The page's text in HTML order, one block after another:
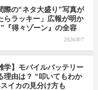
際の“ネタ大盛り”写真が
らラッキー」広報が明か
『得々ゾーン』の全容
2026/8/7
学】モバイルバッテリー
理由は？ “叩いてもわか
イカの見分け方も